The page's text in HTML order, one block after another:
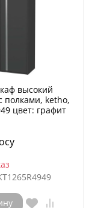
высокий
полками, ketho,
цвет: графит